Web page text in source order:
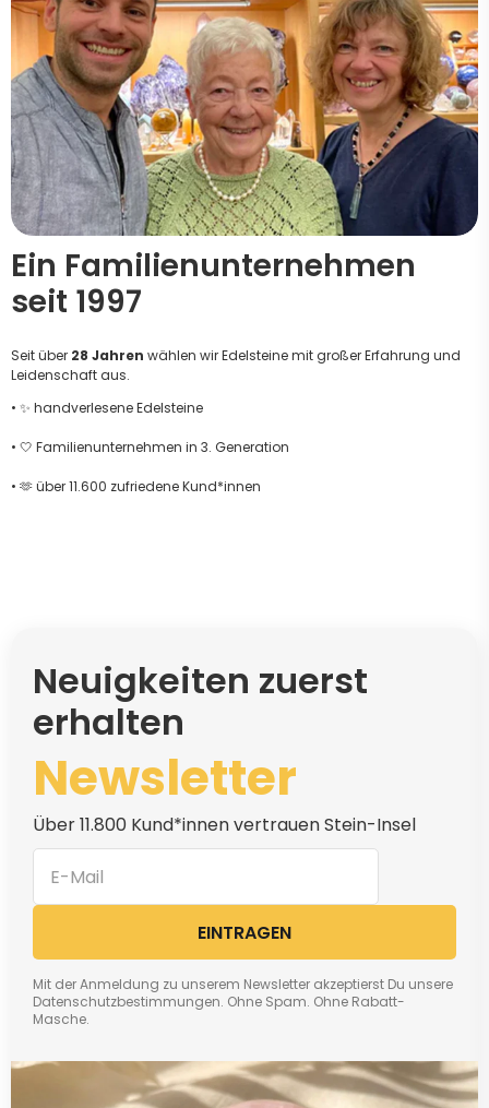
Ein Familienunternehmen
seit 1997
Seit über 28 Jahren wählen wir Edelsteine mit großer Erfahrung und
Leidenschaft aus.
• ✨ handverlesene Edelsteine
• 🤍 Familienunternehmen in 3. Generation
• 🫶 über 11.600 zufriedene Kund*innen
Neuigkeiten zuerst
erhalten
Newsletter
Über 11.800 Kund*innen vertrauen Stein-Insel
EINTRAGEN
Mit der Anmeldung zu unserem Newsletter akzeptierst Du unsere
Datenschutzbestimmungen. Ohne Spam. Ohne Rabatt-
Masche.